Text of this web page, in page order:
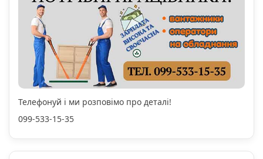
Телефонуй і ми розповімо про деталі!
099-533-15-35